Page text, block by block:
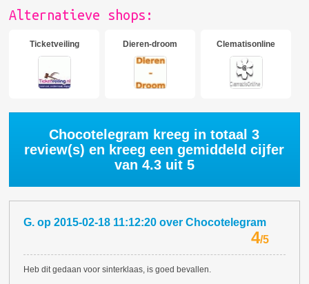
Alternatieve shops:
Ticketveiling Dieren-droom Clematisonline
Chocotelegram kreeg in totaal3
review(s) en kreeg een gemiddeld cijfer
van 4.3 uit 5
G.op2015-02-18 11:12:20 overChocotelegram
4/5
Heb dit gedaan voor sinterklaas, is goed bevallen.